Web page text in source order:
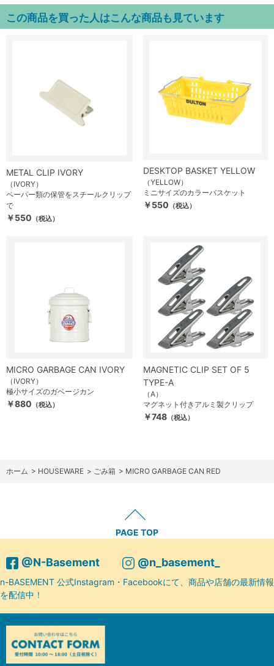
この商品を買った人はこんな商品も見ています
METAL CLIP IVORY
（IVORY）
ペーパー類の保管をスチールクリップ
で
￥550 （税込）
DESKTOP BASKET YELLOW
（YELLOW）
ミニサイズのカラーバスケット
￥550 （税込）
MICRO GARBAGE CAN IVORY
（IVORY）
極小サイズのガベージカン
￥880 （税込）
MAGNETIC CLIP SET OF 5
TYPE-A
（A）
マグネット付きアルミ製クリップ
￥748 （税込）
ホーム > HOUSEWARE > ごみ箱 > MICRO GARBAGE CAN RED
PAGE TOP
@N-Basement @n_basement_
n-BASEMENT 公式Instagram・Facebookにて、商品や店舗の最新情報
を配信中！